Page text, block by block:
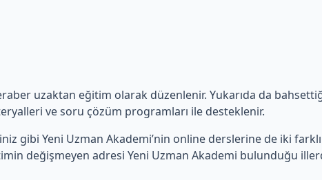
uzaktan eğitim olarak düzenlenir. Yukarıda da
ve soru çözüm programları ile desteklenir.
gibi Yeni Uzman Akademi’nin online derslerine de iki
değişmeyen adresi Yeni Uzman Akademi bulunduğu